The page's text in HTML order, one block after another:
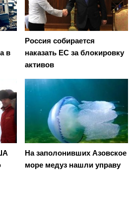
в
Россия собирается
наказать EC за блокировку
активов
На заполонивших Азовское
море медуз нашли управу